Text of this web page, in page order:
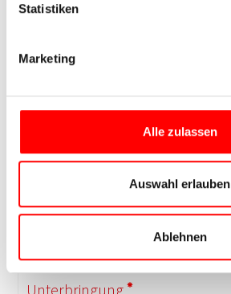
Statistiken
Marketing
Alle zulassen
Auswahl erlauben
Ablehnen